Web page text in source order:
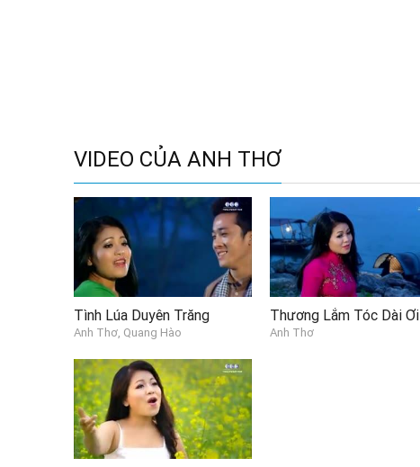
VIDEO CỦA ANH THƠ
Tình Lúa Duyên Trăng
Anh Thơ, Quang Hào
Thương Lắm Tóc Dài Ơi
Anh Thơ